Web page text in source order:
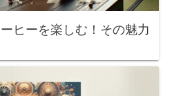
ヒーを楽しむ！その魅力